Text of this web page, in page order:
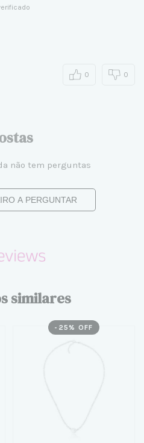
0 0
não tem perguntas
A PERGUNTAR
similares
- 25 % OFF